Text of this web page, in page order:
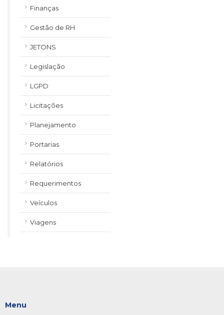
Finanças
Gestão de RH
JETONS
Legislação
LGPD
Licitações
Planejamento
Portarias
Relatórios
Requerimentos
Veículos
Viagens
Menu